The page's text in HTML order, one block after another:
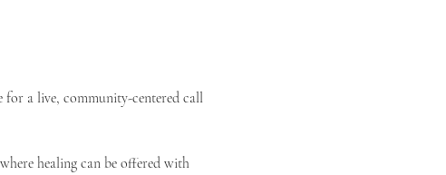
a live, community-centered call
healing can be offered with